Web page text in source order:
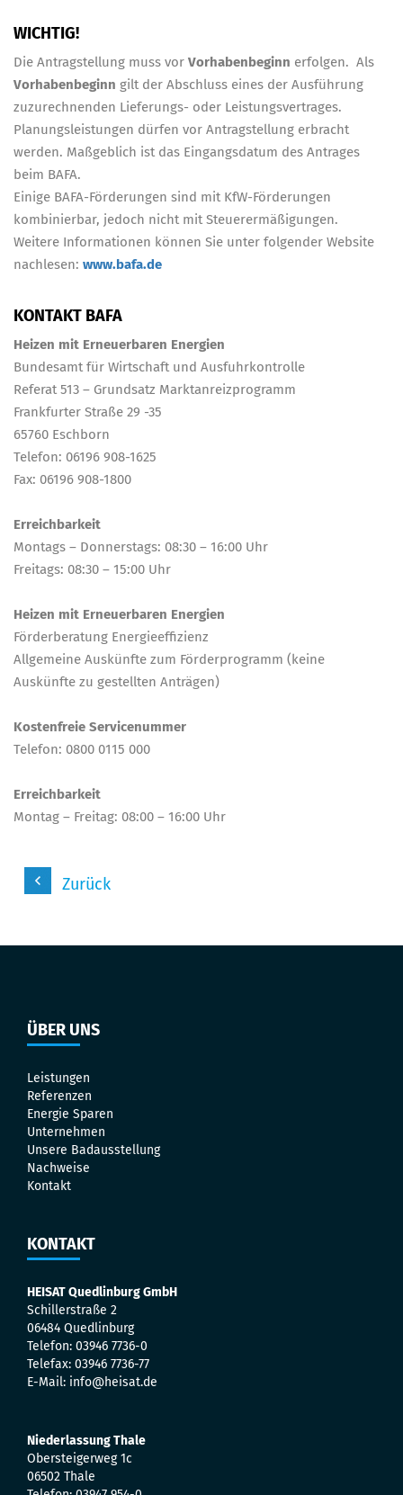
WICHTIG!
Die Antragstellung muss vor Vorhabenbeginn erfolgen. Als
Vorhabenbeginn gilt der Abschluss eines der Ausführung
zuzurechnenden Lieferungs- oder Leistungsvertrages.
Planungsleistungen dürfen vor Antragstellung erbracht
werden. Maßgeblich ist das Eingangsdatum des Antrages
beim BAFA.
Einige BAFA-Förderungen sind mit KfW-Förderungen
kombinierbar, jedoch nicht mit Steuerermäßigungen.
Weitere Informationen können Sie unter folgender Website
nachlesen: www.bafa.de
KONTAKT BAFA
Heizen mit Erneuerbaren Energien
Bundesamt für Wirtschaft und Ausfuhrkontrolle
Referat 513 – Grundsatz Marktanreizprogramm
Frankfurter Straße 29 -35
65760 Eschborn
Telefon: 06196 908-1625
Fax: 06196 908-1800
Erreichbarkeit
Montags – Donnerstags: 08:30 – 16:00 Uhr
Freitags: 08:30 – 15:00 Uhr
Heizen mit Erneuerbaren Energien
Förderberatung Energieeffizienz
Allgemeine Auskünfte zum Förderprogramm (keine
Auskünfte zu gestellten Anträgen)
Kostenfreie Servicenummer
Telefon: 0800 0115 000
Erreichbarkeit
Montag – Freitag: 08:00 – 16:00 Uhr
Zurück
ÜBER UNS
Leistungen
Referenzen
Energie Sparen
Unternehmen
Unsere Badausstellung
Nachweise
Kontakt
KONTAKT
HEISAT Quedlinburg GmbH
Schillerstraße 2
06484 Quedlinburg
Telefon: 03946 7736-0
Telefax: 03946 7736-77
E-Mail: info@heisat.de
Niederlassung Thale
Obersteigerweg 1c
06502 Thale